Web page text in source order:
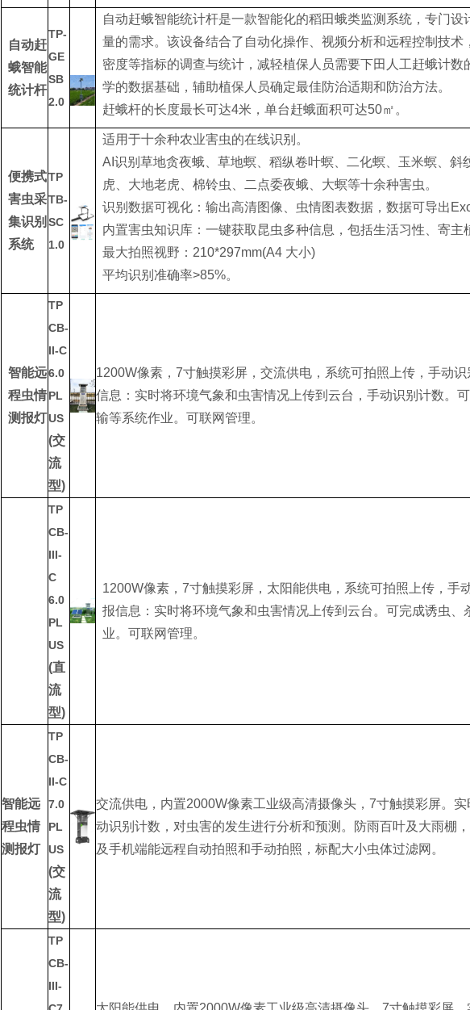
自动赶
蛾智能
统计杆
TP-
GE
SB
2.0
自动赶蛾智能统计杆是一款智能化的稻田蛾类监测系统，专门
量的需求。该设备结合了自动化操作、视频分析和远程控制技
密度等指标的调查与统计，减轻植保人员需要下田人工赶蛾计
学的数据基础，辅助植保人员确定最佳防治适期和防治方法。
赶蛾杆的长度最长可达4米，单台赶蛾面积可达50㎡。
便携式
害虫采
集识别
系统
TP
TB-
SC
1.0
适用于十余种农业害虫的在线识别。
AI识别草地贪夜蛾、草地螟、稻纵卷叶螟、二化螟、玉米螟、
虎、大地老虎、棉铃虫、二点委夜蛾、大螟等十余种害虫。
识别数据可视化：输出高清图像、虫情图表数据，数据可导出
内置害虫知识库：一键获取昆虫多种信息，包括生活习性、寄主
最大拍照视野：210*297mm(A4 大小)
平均识别准确率>85%。
智能远
程虫情
测报灯
TP
CB-
II-C
6.0
PL
US
(交
流
型)
1200W像素，7寸触摸彩屏，交流供电，系统可拍照上传，手动
信息：实时将环境气象和虫害情况上传到云台，手动识别计数。
输等系统作业。可联网管理。
TP
CB-
III-
C
6.0
PL
US
(直
流
型)
1200W像素，7寸触摸彩屏，太阳能供电，系统可拍照上传，手
报信息：实时将环境气象和虫害情况上传到云台。可完成诱虫
业。可联网管理。
智能远
程虫情
测报灯
TP
CB-
II-C
7.0
PL
US
(交
流
型)
交流供电，内置2000W像素工业级高清摄像头，7寸触摸彩屏。
动识别计数，对虫害的发生进行分析和预测。防雨百叶及大雨棚
及手机端能远程自动拍照和手动拍照，标配大小虫体过滤网。
TP
CB-
III-